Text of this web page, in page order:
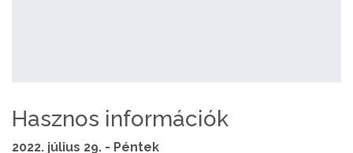
Hasznos információk
2022. július 29. - Péntek